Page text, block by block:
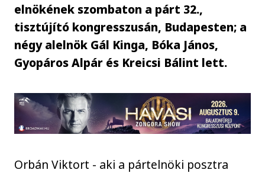
elnökének szombaton a párt 32.,
tisztújító kongresszusán, Budapesten; a
négy alelnök Gál Kinga, Bóka János,
Gyopáros Alpár és Kreicsi Bálint lett.
Orbán Viktort - aki a pártelnöki posztra